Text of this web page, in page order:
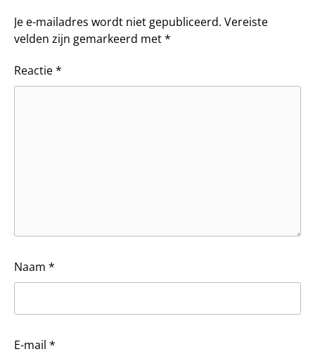
Je e-mailadres wordt niet gepubliceerd. Vereiste
velden zijn gemarkeerd met*
Reactie*
Naam *
E-mail *